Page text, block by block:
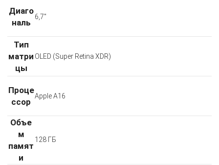
Диаго
наль
6,7"
Тип
матри
цы
OLED (Super Retina XDR)
Проце
ссор
Apple А16
Объе
м
памят
и
128 ГБ